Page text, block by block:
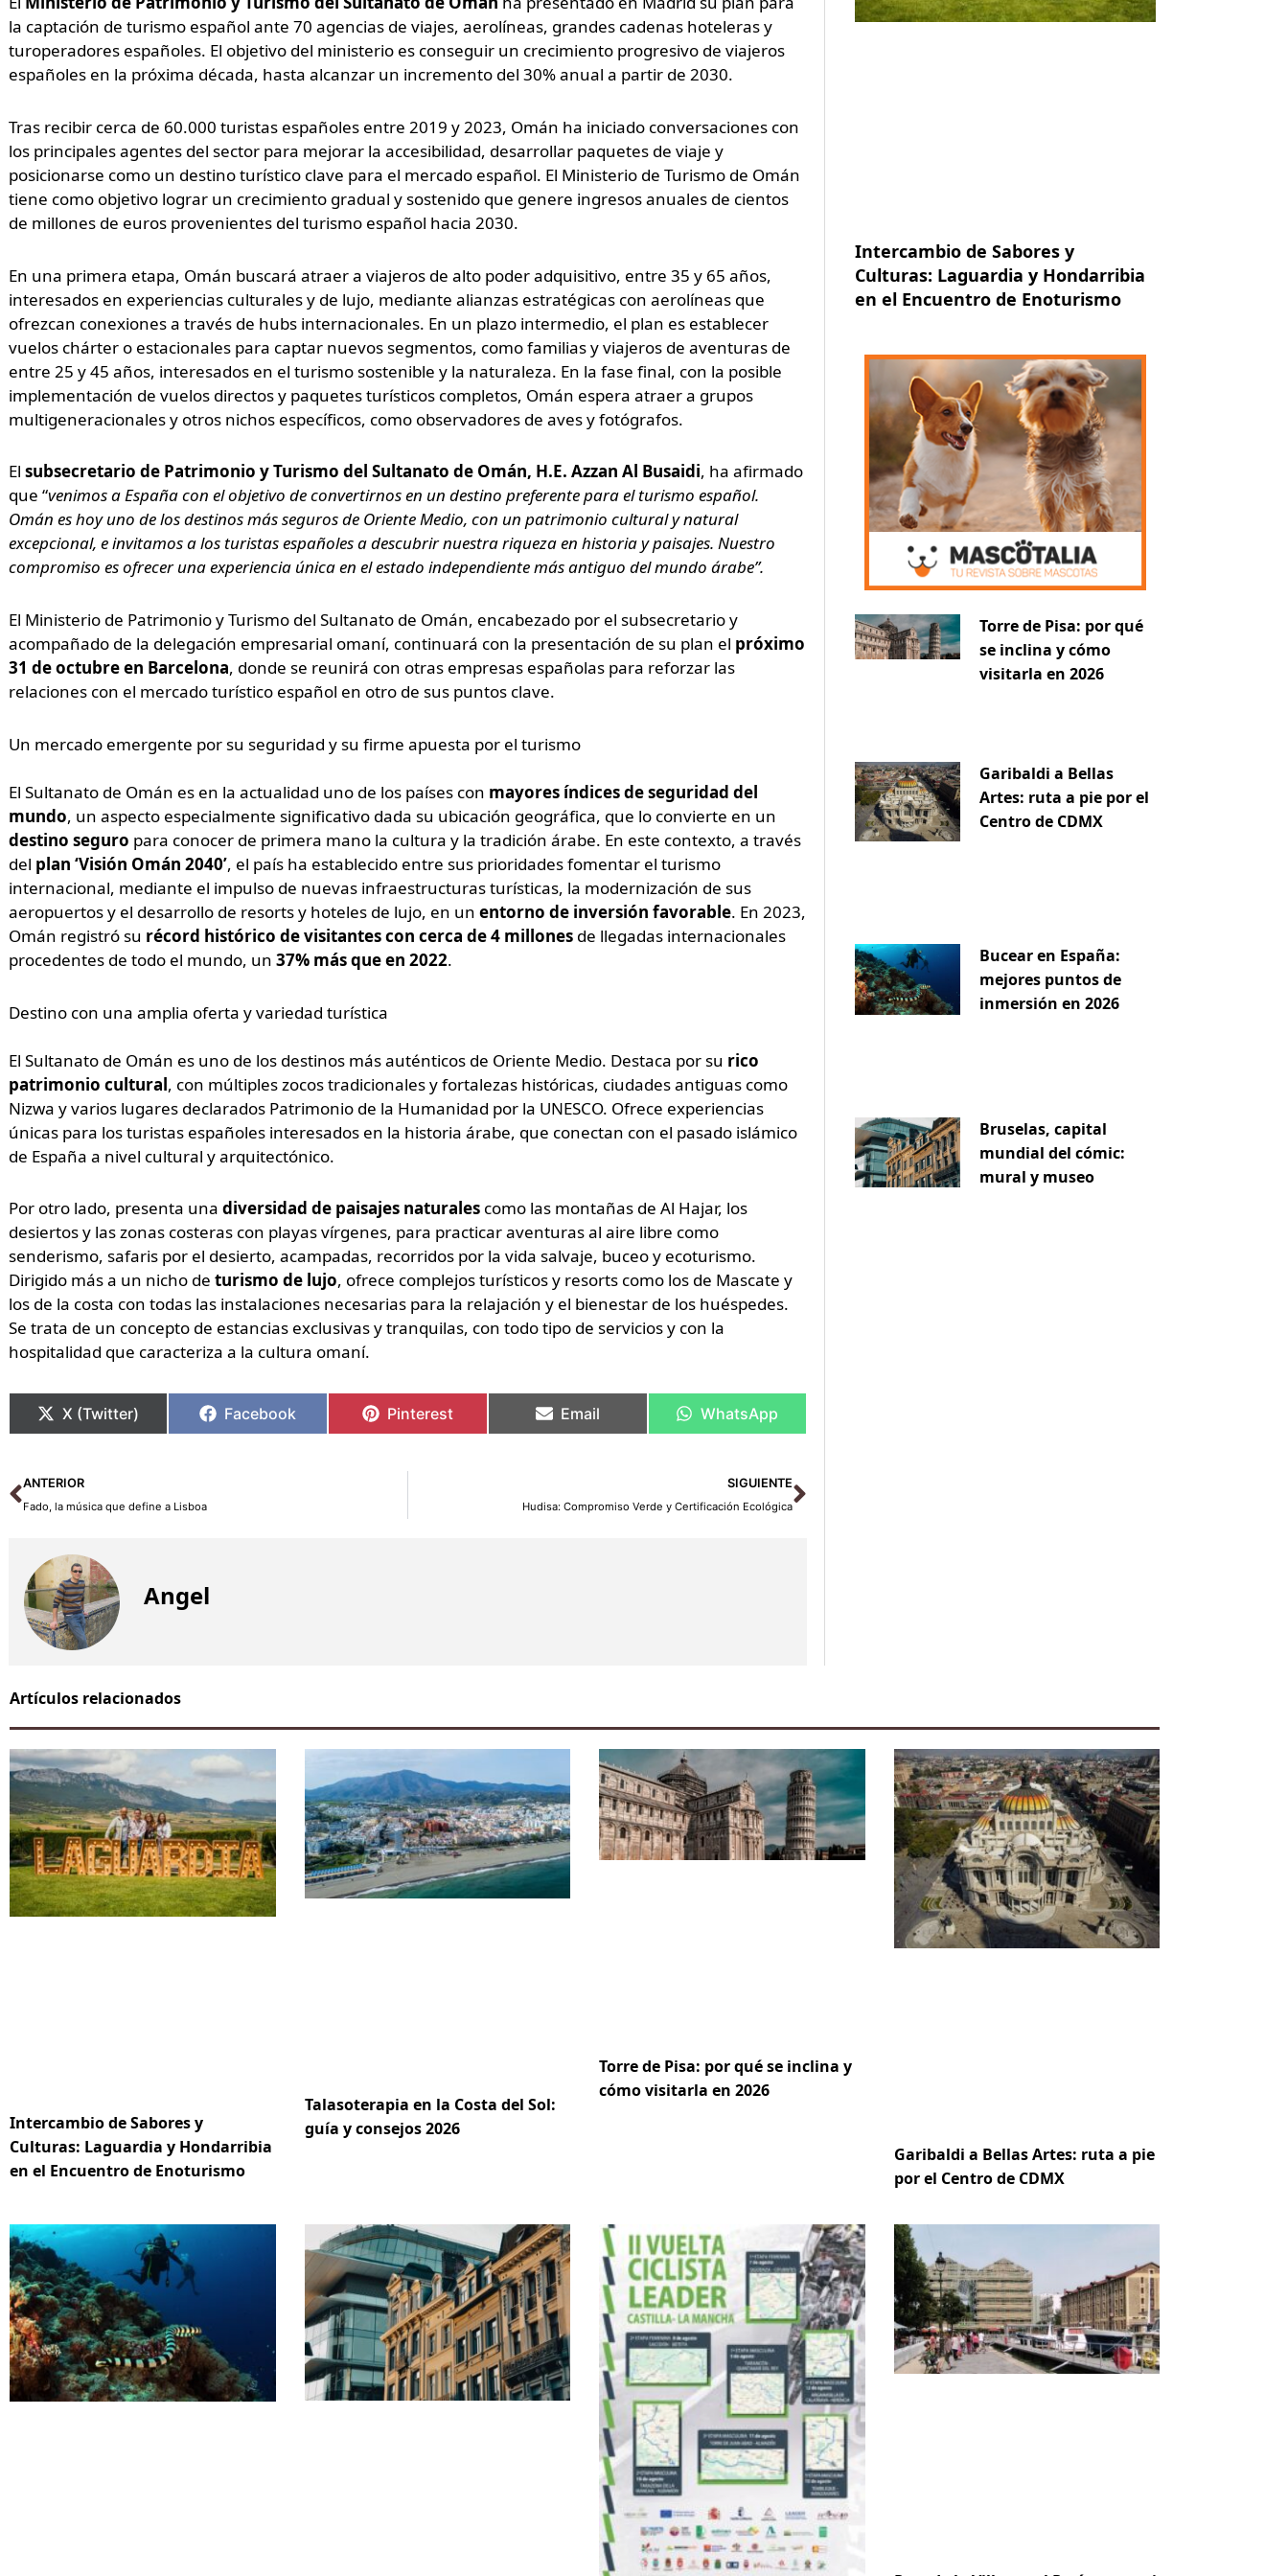
la captación de turismo español ante 70 agencias de viajes, aerolíneas, grandes cadenas hoteleras y
turoperadores españoles. El objetivo del ministerio es conseguir un crecimiento progresivo de viajeros
españoles en la próxima década, hasta alcanzar un incremento del 30% anual a partir de 2030.
Tras recibir cerca de 60.000 turistas españoles entre 2019 y 2023, Omán ha iniciado conversaciones con
los principales agentes del sector para mejorar la accesibilidad, desarrollar paquetes de viaje y
posicionarse como un destino turístico clave para el mercado español. El Ministerio de Turismo de Omán
tiene como objetivo lograr un crecimiento gradual y sostenido que genere ingresos anuales de cientos
de millones de euros provenientes del turismo español hacia 2030.
En una primera etapa, Omán buscará atraer a viajeros de alto poder adquisitivo, entre 35 y 65 años,
interesados en experiencias culturales y de lujo, mediante alianzas estratégicas con aerolíneas que
ofrezcan conexiones a través de hubs internacionales. En un plazo intermedio, el plan es establecer
vuelos chárter o estacionales para captar nuevos segmentos, como familias y viajeros de aventuras de
entre 25 y 45 años, interesados en el turismo sostenible y la naturaleza. En la fase final, con la posible
implementación de vuelos directos y paquetes turísticos completos, Omán espera atraer a grupos
multigeneracionales y otros nichos específicos, como observadores de aves y fotógrafos.
El subsecretario de Patrimonio y Turismo del Sultanato de Omán, H.E. Azzan Al Busaidi, ha afirmado
que “venimos a España con el objetivo de convertirnos en un destino preferente para el turismo español.
Omán es hoy uno de los destinos más seguros de Oriente Medio, con un patrimonio cultural y natural
excepcional, e invitamos a los turistas españoles a descubrir nuestra riqueza en historia y paisajes. Nuestro
compromiso es ofrecer una experiencia única en el estado independiente más antiguo del mundo árabe”.
El Ministerio de Patrimonio y Turismo del Sultanato de Omán, encabezado por el subsecretario y
acompañado de la delegación empresarial omaní, continuará con la presentación de su plan el próximo
31 de octubre en Barcelona, donde se reunirá con otras empresas españolas para reforzar las
relaciones con el mercado turístico español en otro de sus puntos clave.
Un mercado emergente por su seguridad y su firme apuesta por el turismo
El Sultanato de Omán es en la actualidad uno de los países con mayores índices de seguridad del
mundo, un aspecto especialmente significativo dada su ubicación geográfica, que lo convierte en un
destino seguro para conocer de primera mano la cultura y la tradición árabe. En este contexto, a través
del plan ‘Visión Omán 2040’, el país ha establecido entre sus prioridades fomentar el turismo
internacional, mediante el impulso de nuevas infraestructuras turísticas, la modernización de sus
aeropuertos y el desarrollo de resorts y hoteles de lujo, en un entorno de inversión favorable. En 2023,
Omán registró su récord histórico de visitantes con cerca de 4 millonesde llegadas internacionales
procedentes de todo el mundo, un 37% más que en 2022.
Destino con una amplia oferta y variedad turística
El Sultanato de Omán es uno de los destinos más auténticos de Oriente Medio. Destaca por su rico
patrimonio cultural, con múltiples zocos tradicionales y fortalezas históricas, ciudades antiguas como
Nizwa y varios lugares declarados Patrimonio de la Humanidad por la UNESCO. Ofrece experiencias
únicas para los turistas españoles interesados en la historia árabe, que conectan con el pasado islámico
de España a nivel cultural y arquitectónico.
Por otro lado, presenta una diversidad de paisajes naturalescomo las montañas de Al Hajar, los
desiertos y las zonas costeras con playas vírgenes, para practicar aventuras al aire libre como
senderismo, safaris por el desierto, acampadas, recorridos por la vida salvaje, buceo y ecoturismo.
Dirigido más a un nicho de turismo de lujo, ofrece complejos turísticos y resorts como los de Mascate y
los de la costa con todas las instalaciones necesarias para la relajación y el bienestar de los huéspedes.
Se trata de un concepto de estancias exclusivas y tranquilas, con todo tipo de servicios y con la
hospitalidad que caracteriza a la cultura omaní.
X (Twitter) Facebook Pinterest Email WhatsApp
Ant
ANTERIOR
Fado, la música que define a Lisboa
SIGUIENTE
Hudisa: Compromiso Verde y Certificación Ecológica
Siguiente
Angel
Intercambio de Sabores y
Culturas: Laguardia y Hondarribia
en el Encuentro de Enoturismo
Torre de Pisa: por qué
se inclina y cómo
visitarla en 2026
Garibaldi a Bellas
Artes: ruta a pie por el
Centro de CDMX
Bucear en España:
mejores puntos de
inmersión en 2026
Bruselas, capital
mundial del cómic:
mural y museo
Artículos relacionados
Intercambio de Sabores y
Culturas: Laguardia y Hondarribia
en el Encuentro de Enoturismo
Talasoterapia en la Costa del Sol:
guía y consejos 2026
Torre de Pisa: por qué se inclina y
cómo visitarla en 2026
Garibaldi a Bellas Artes: ruta a pie
por el Centro de CDMX